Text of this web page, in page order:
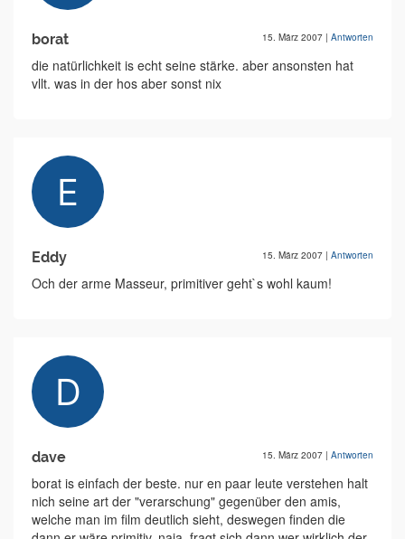
borat 15. März 2007 | Antworten
die natürlichkeit is echt seine stärke. aber ansonsten hat
vllt. was in der hos aber sonst nix
Eddy 15. März 2007 | Antworten
Och der arme Masseur, primitiver geht`s wohl kaum!
dave 15. März 2007 | Antworten
borat is einfach der beste. nur en paar leute verstehen halt
nich seine art der "verarschung" gegenüber den amis,
welche man im film deutlich sieht, deswegen finden die